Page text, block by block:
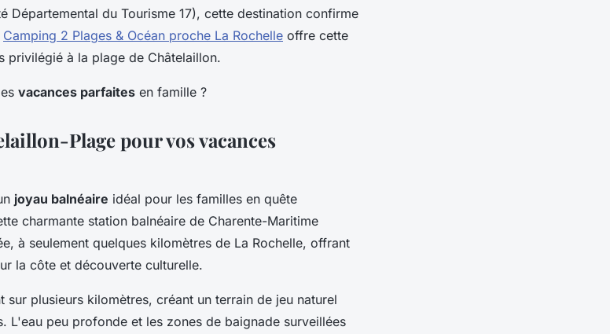
Départemental du Tourisme 17), cette destination confirme
Camping 2 Plages & Océan proche La Rochelle offre cette
privilégié à la plage de Châtelaillon.
vacances parfaites en famille ?
Plage pour vos vacances
joyau balnéaire idéal pour les familles en quête
charmante station balnéaire de Charente-Maritime
à seulement quelques kilomètres de La Rochelle, offrant
la côte et découverte culturelle.
sur plusieurs kilomètres, créant un terrain de jeu naturel
L'eau peu profonde et les zones de baignade surveillées